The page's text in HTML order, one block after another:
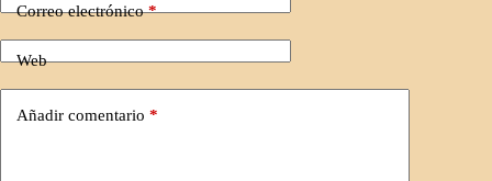
Correo electrónico*
Web
Añadir comentario *